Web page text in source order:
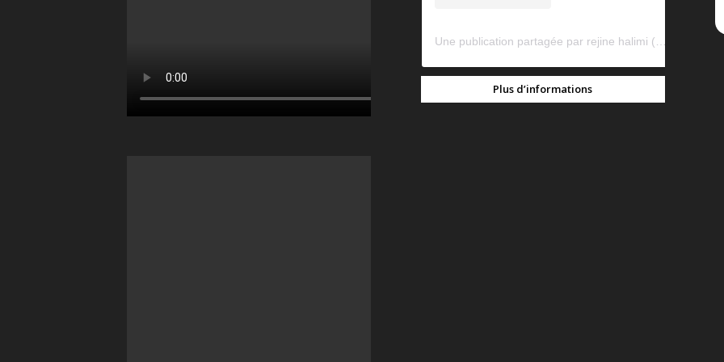
Plus d’informations